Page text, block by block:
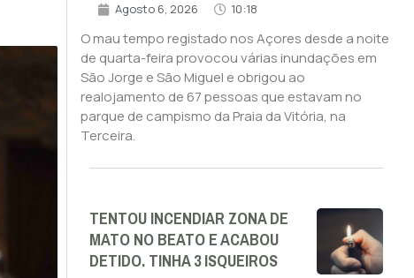
Agosto 6, 2026 10:18
O mau tempo registado nos Açores desde a noite
de quarta-feira provocou várias inundações em
São Jorge e São Miguel e obrigou ao
realojamento de 67 pessoas que estavam no
parque de campismo da Praia da Vitória, na
Terceira.
TENTOU INCENDIAR ZONA DE
MATO NO BEATO E ACABOU
DETIDO. TINHA 3 ISQUEIROS